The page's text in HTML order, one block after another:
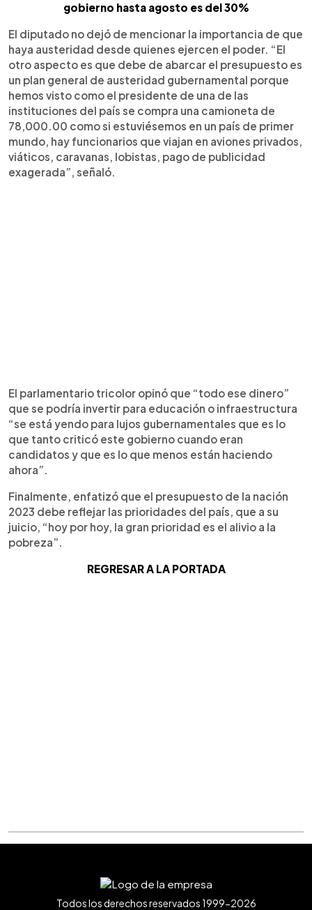
gobierno hasta agosto es del 30%
El diputado no dejó de mencionar la importancia de que
haya austeridad desde quienes ejercen el poder. “El
otro aspecto es que debe de abarcar el presupuesto es
un plan general de austeridad gubernamental porque
hemos visto como el presidente de una de las
instituciones del país se compra una camioneta de
78,000.00 como si estuviésemos en un país de primer
mundo, hay funcionarios que viajan en aviones privados,
viáticos, caravanas, lobistas, pago de publicidad
exagerada”, señaló.
El parlamentario tricolor opinó que “todo ese dinero”
que se podría invertir para educación o infraestructura
“se está yendo para lujos gubernamentales que es lo
que tanto criticó este gobierno cuando eran
candidatos y que es lo que menos están haciendo
ahora”.
Finalmente, enfatizó que el presupuesto de la nación
2023 debe reflejar las prioridades del país, que a su
juicio, “hoy por hoy, la gran prioridad es el alivio a la
pobreza”.
REGRESAR A LA PORTADA
Todos los derechos reservados 1999-2026